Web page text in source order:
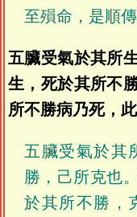
至殞命，是順
五臟受氣於其所
生，死於其所不
所不勝病乃死，
五臟受氣於其
勝，己所克也
於其所不勝，